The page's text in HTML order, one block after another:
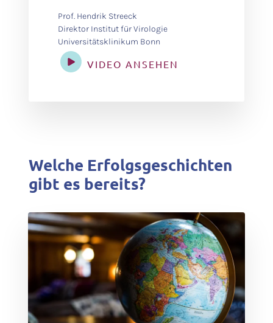
Akteuren, die wir haben –
von der Zivilgesellschaft
bis zu Wissenschaftlern.
Prof. Hendrik Streeck
Direktor Institut für Virologie
Universitätsklinikum Bonn
VIDEO ANSEHEN
Welche Erfolgsgeschichten
gibt es bereits?